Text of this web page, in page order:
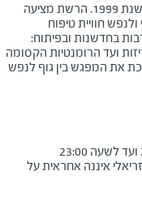
רשת הטיפוח והלייף סטייל לגוף ולנפש נוסדה בשנת 1999. הרשת מציעה
חוויית טיפוח
בחדשנות ובפיתוח:
ועד הרומנטיות הקסומה
את המפגש בין גוף לנפש
23:00
איננה אחראית על